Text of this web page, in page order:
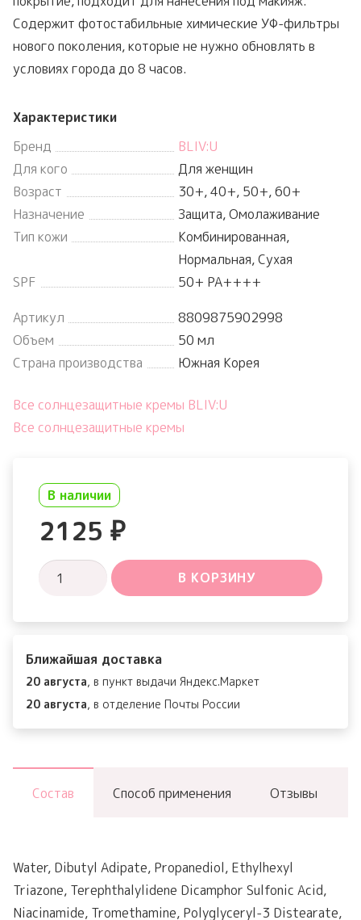
Содержит фотостабильные химические УФ-фильтры
нового поколения, которые не нужно обновлять в
условиях города до 8 часов.
Характеристики
Бренд
BLIV:U
Для кого
Для женщин
Возраст
30+, 40+, 50+, 60+
Назначение
Защита, Омолаживание
Тип кожи
Комбинированная,
Нормальная, Сухая
SPF
50+ PA++++
Артикул
8809875902998
Объем
50 мл
Страна производства
Южная Корея
Все солнцезащитные кремы BLIV:U
Все солнцезащитные кремы
В наличии
2125 ₽
Количество
Sunscreen
SPF50+
PA++++
В КОРЗИНУ
Ближайшая доставка
20 августа, в пункт выдачи Яндекс.Маркет
20 августа, в отделение Почты России
Состав Способ применения Отзывы
Water, Dibutyl Adipate, Propanediol, Ethylhexyl
Triazone, Terephthalylidene Dicamphor Sulfonic Acid,
Niacinamide, Tromethamine, Polyglyceryl-3 Distearate,